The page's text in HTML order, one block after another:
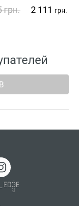
грн. 2 111 грн.